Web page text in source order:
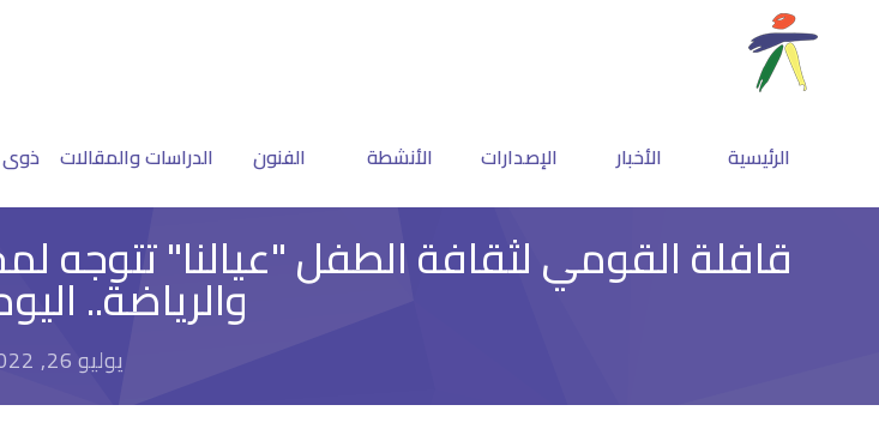
الرئيسية الأخبار الإصدارات الأنشطة الفنون الدراسات والمقالات ذوى
قافلة القومي لثقافة الطفل "عيالنا" تتوجه
والرياضة..
يوليو 26, 2022